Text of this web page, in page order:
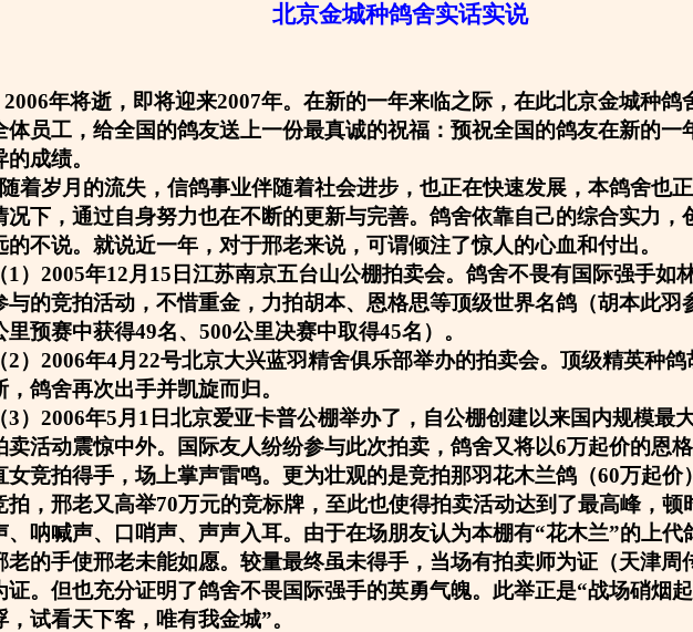
北京金城种鸽舍实话实说
2006年将逝，即将迎来2007年。在新的一年来临之际，在此北京金城种鸽
体员工，给全国的鸽友送上一份最真诚的祝福：预祝全国的鸽友在新的一
的成绩。
随着岁月的流失，信鸽事业伴随着社会进步，也正在快速发展，本鸽舍也
况下，通过自身努力也在不断的更新与完善。鸽舍依靠自己的综合实力，
的不说。就说近一年，对于邢老来说，可谓倾注了惊人的心血和付出。
（1）2005年12月15日江苏南京五台山公棚拍卖会。鸽舍不畏有国际强手如
与的竞拍活动，不惜重金，力拍胡本、恩格思等顶级世界名鸽（胡本此羽
里预赛中获得49名、500公里决赛中取得45名）。
（2）2006年4月22号北京大兴蓝羽精舍俱乐部举办的拍卖会。顶级精英种
，鸽舍再次出手并凯旋而归。
（3）2006年5月1日北京爱亚卡普公棚举办了，自公棚创建以来国内规模最
卖活动震惊中外。国际友人纷纷参与此次拍卖，鸽舍又将以6万起价的恩
女竞拍得手，场上掌声雷鸣。更为壮观的是竞拍那羽花木兰鸽（60万起价
拍，邢老又高举70万元的竞标牌，至此也使得拍卖活动达到了最高峰，顿
、呐喊声、口哨声、声声入耳。由于在场朋友认为本棚有“花木兰”的上代
老的手使邢老未能如愿。较量最终虽未得手，当场有拍卖师为证（天津周
证。但也充分证明了鸽舍不畏国际强手的英勇气魄。此举正是“战场硝烟
，试看天下客，唯有我金城”。